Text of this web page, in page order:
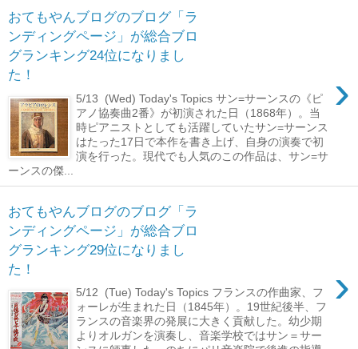
おてもやんブログのブログ「ラ
ンディングページ」が総合ブロ
グランキング24位になりまし
た！
›
5/13 (Wed) Today's Topics サン=サーンスの《ピ
アノ協奏曲2番》が初演された日（1868年）。当
時ピアニストとしても活躍していたサン=サーンス
はたった17日で本作を書き上げ、自身の演奏で初
演を行った。現代でも人気のこの作品は、サン=サ
ーンスの傑...
おてもやんブログのブログ「ラ
ンディングページ」が総合ブロ
グランキング29位になりまし
た！
›
5/12 (Tue) Today's Topics フランスの作曲家、フ
ォーレが生まれた日（1845年）。19世紀後半、フ
ランスの音楽界の発展に大きく貢献した。幼少期
よりオルガンを演奏し、音楽学校ではサン＝サー